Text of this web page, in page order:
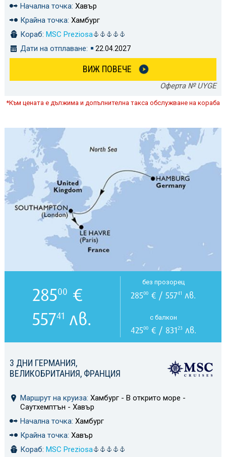
Начална точка: Хавър
Крайна точка: Хамбург
Кораб: MSC Preziosa
Дати на отплаване:
22.04.2027
ВИЖ ПОВЕЧЕ
Оферта № UYGE
*Към цената е дължима и допълнителна такса обслужване на кораба
3 ДНИ ГЕРМАНИЯ,
ВЕЛИКОБРИТАНИЯ, ФРАНЦИЯ
Маршрут на круиза: Хамбург - В открито море -
Саутхемптън - Хавър
Начална точка: Хамбург
Крайна точка: Хавър
Кораб: MSC Preziosa
28500 €
55741 лв.
без прозорец
28500 € / 55741 лв.
с балкон
42500€ / 83123лв.